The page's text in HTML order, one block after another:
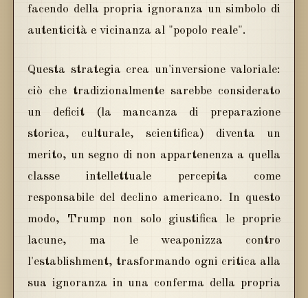
facendo della propria ignoranza un simbolo di
autenticità e vicinanza al "popolo reale".
Questa strategia crea un'inversione valoriale:
ciò che tradizionalmente sarebbe considerato
un deficit (la mancanza di preparazione
storica, culturale, scientifica) diventa un
merito, un segno di non appartenenza a quella
classe intellettuale percepita come
responsabile del declino americano. In questo
modo, Trump non solo giustifica le proprie
lacune, ma le weaponizza contro
l'establishment, trasformando ogni critica alla
sua ignoranza in una conferma della propria